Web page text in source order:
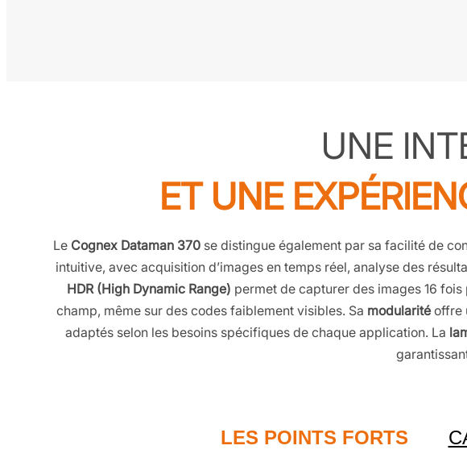
UNE
ET UNE
Le Cognex Dataman 370 se distingue également par sa facilité de
intuitive, avec acquisition d’images en temps réel, analyse des
HDR (High Dynamic Range) permet de capturer des images 16
champ, même sur des codes faiblement visibles. Sa modularitéoffre
adaptés selon les besoins spécifiques de chaque application. La
LES POINTS FORTS